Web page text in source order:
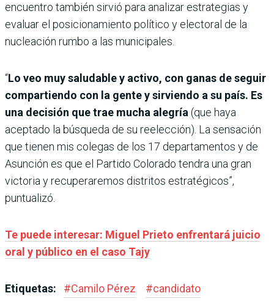
encuentro también sirvió para analizar estrategias y
evaluar el posicionamiento político y electoral de la
nucleación rumbo a las municipales.
“Lo veo muy saludable y activo, con ganas de seguir
compartiendo con la gente y sirviendo a su país. Es
una decisión que trae mucha alegría(que haya
aceptado la búsqueda de su reelección). La sensación
que tienen mis colegas de los 17 departamentos y de
Asunción es que el Partido Colorado tendra una gran
victoria y recuperaremos distritos estratégicos”,
puntualizó.
Te puede interesar: Miguel Prieto enfrentará juicio
oral y público en el caso Tajy
Etiquetas: #Camilo Pérez #candidato